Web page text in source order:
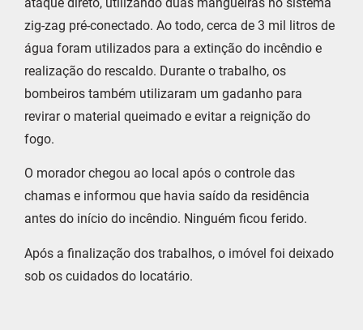
zig-zag pré-conectado. Ao todo, cerca de 3 mil litros de
água foram utilizados para a extinção do incêndio e
realização do rescaldo. Durante o trabalho, os
bombeiros também utilizaram um gadanho para
revirar o material queimado e evitar a reignição do
fogo.
O morador chegou ao local após o controle das
chamas e informou que havia saído da residência
antes do início do incêndio. Ninguém ficou ferido.
Após a finalização dos trabalhos, o imóvel foi deixado
sob os cuidados do locatário.